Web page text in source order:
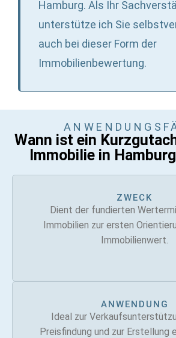
Hamburg. Als Ihr
unterstütze ich Sie
auch bei dieser Form der
Immobilienbewertung.
Wann ist ein
Immobilie in
ZWECK
Dient der fundierten
Immobilien zur ersten
Immobilienwert.
ANWENDUNG
Ideal zur
Preisfindung und zur Erstellung